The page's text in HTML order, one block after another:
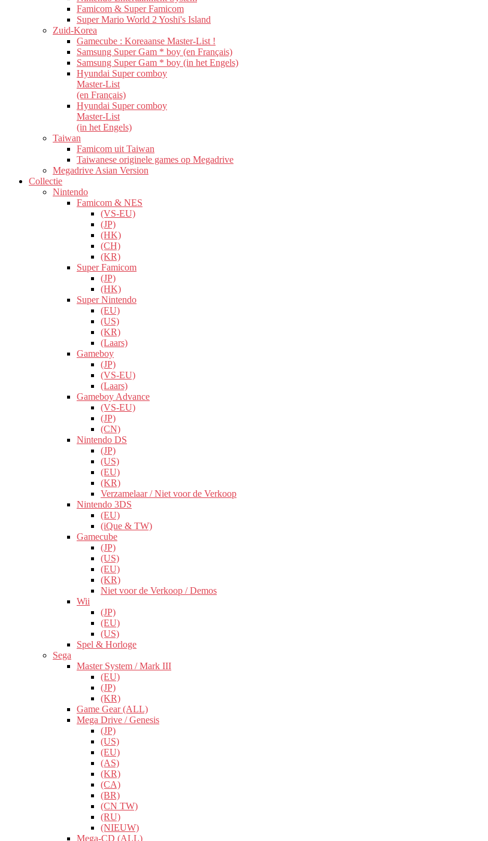
Famicom & Super Famicom
Super Mario World 2 Yoshi's Island
Zuid-Korea
Gamecube : Koreaanse Master-List !
Samsung Super Gam * boy (en Français)
Samsung Super Gam * boy (in het Engels)
Hyundai Super comboy
Master-List
(en Français)
Hyundai Super comboy
Master-List
(in het Engels)
Taiwan
Famicom uit Taiwan
Taiwanese originele games op Megadrive
Megadrive Asian Version
Collectie
Nintendo
Famicom & NES
(VS-EU)
(JP)
(HK)
(CH)
(KR)
Super Famicom
(JP)
(HK)
Super Nintendo
(EU)
(US)
(KR)
(Laars)
Gameboy
(JP)
(VS-EU)
(Laars)
Gameboy Advance
(VS-EU)
(JP)
(CN)
Nintendo DS
(JP)
(US)
(EU)
(KR)
Verzamelaar / Niet voor de Verkoop
Nintendo 3DS
(EU)
(iQue & TW)
Gamecube
(JP)
(US)
(EU)
(KR)
Niet voor de Verkoop / Demos
Wii
(JP)
(EU)
(US)
Spel & Horloge
Sega
Master System / Mark III
(EU)
(JP)
(KR)
Game Gear (ALL)
Mega Drive / Genesis
(JP)
(US)
(EU)
(AS)
(KR)
(CA)
(BR)
(CN TW)
(RU)
(NIEUW)
Mega-CD (ALL)